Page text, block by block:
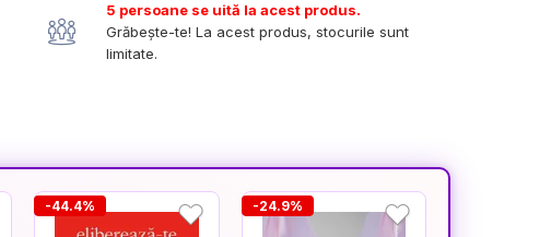
5 persoane se uită la acest produs.
Grăbește-te! La acest produs, stocurile sunt
limitate.
-44.4% -24.9%